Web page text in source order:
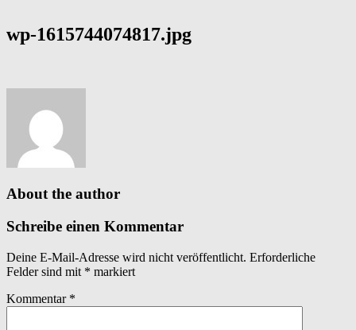
wp-1615744074817.jpg
About the author
Schreibe einen Kommentar
Deine E-Mail-Adresse wird nicht veröffentlicht. Erforderliche
Felder sind mit * markiert
Kommentar *